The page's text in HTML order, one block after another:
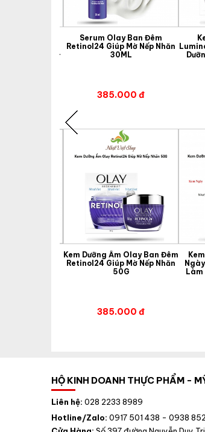
23% +
Serum Olay Ban Đêm
Retinol24 Giúp Mờ Nếp Nhăn
30ML
385.000 đ
Kem Dưỡng Ẩm Olay Ban Đêm
Retinol24 Giúp Mờ Nếp Nhăn
50G
385.000 đ
Làm
HỘ KINH DOANH THỰC PHẨM -
Liên hệ: 028 2233 8989
Hotline/Zalo: 0917 501 438 - 0938